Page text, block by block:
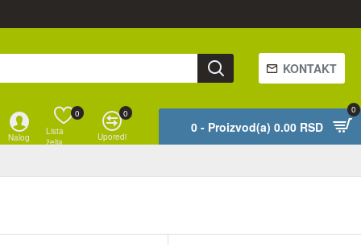
KONTAKT
Nalog
Lista
želja
0
Uporedi
0
0 - Proizvod(a) 0.00 RSD
0